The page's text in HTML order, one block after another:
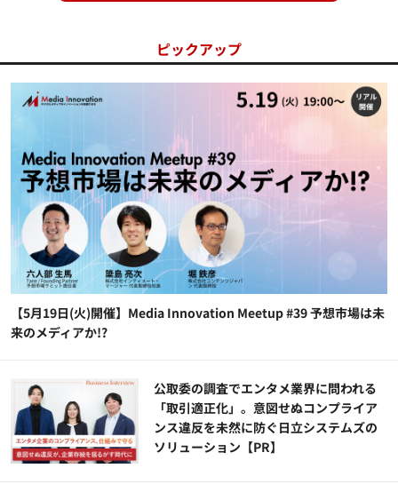
ピックアップ
【5月19日(火)開催】Media Innovation Meetup #39 予想市場は未
来のメディアか!?
公​​取委の調査でエンタメ業界に問われる
「取引適正化」。意図せぬコンプライア
ンス違反を未然に防ぐ日立システムズの
ソリューション​【PR】